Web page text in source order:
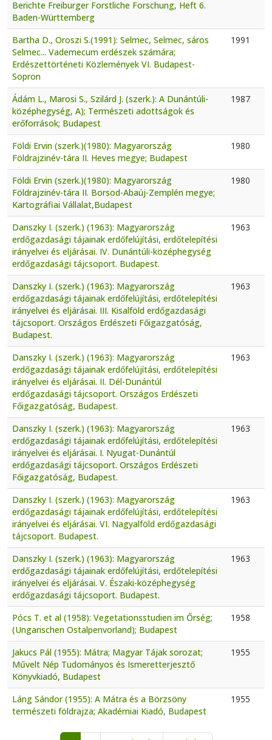
Berichte Freiburger Forstliche Forschung, Heft 6.
Baden-Württemberg
Bartha D., Oroszi S.(1991): Selmec, Selmec, sáros
Selmec... Vademecum erdészek számára;
Erdészettörténeti Közlemények VI. Budapest-
Sopron
1991
Ádám L., Marosi S., Szilárd J. (szerk.): A Dunántúli-
középhegység, A); Természeti adottságok és
erőforrások; Budapest
1987
Földi Ervin (szerk.)(1980): Magyarország
Földrajzinév-tára II. Heves megye; Budapest
1980
Földi Ervin (szerk.)(1980): Magyarország
Földrajzinév-tára II. Borsod-Abaúj-Zemplén megye;
Kartográfiai Vállalat,Budapest
1980
Danszky I. (szerk.) (1963): Magyarország
erdőgazdasági tájainak erdőfelújítási, erdőtelepítési
irányelvei és eljárásai. IV. Dunántúli-középhegység
erdőgazdasági tájcsoport. Budapest.
1963
Danszky I. (szerk.) (1963): Magyarország
erdőgazdasági tájainak erdőfelújítási, erdőtelepítési
irányelvei és eljárásai. III. Kisalföld erdőgazdasági
tájcsoport. Országos Erdészeti Főigazgatóság,
Budapest.
1963
Danszky I. (szerk.) (1963): Magyarország
erdőgazdasági tájainak erdőfelújítási, erdőtelepítési
irányelvei és eljárásai. II. Dél-Dunántúl
erdőgazdasági tájcsoport. Országos Erdészeti
Főigazgatóság, Budapest.
1963
Danszky I. (szerk.) (1963): Magyarország
erdőgazdasági tájainak erdőfelújítási, erdőtelepítési
irányelvei és eljárásai. I. Nyugat-Dunántúl
erdőgazdasági tájcsoport. Országos Erdészeti
Főigazgatóság, Budapest.
1963
Danszky I. (szerk.) (1963): Magyarország
erdőgazdasági tájainak erdőfelújítási, erdőtelepítési
irányelvei és eljárásai. VI. Nagyalföld erdőgazdasági
tájcsoport. Budapest.
1963
Danszky I. (szerk.) (1963): Magyarország
erdőgazdasági tájainak erdőfelújítási, erdőtelepítési
irányelvei és eljárásai. V. Északi-középhegység
erdőgazdasági tájcsoport. Budapest.
1963
Pócs T. et al (1958): Vegetationsstudien im Őrség;
(Ungarischen Ostalpenvorland); Budapest
1958
Jakucs Pál (1955): Mátra; Magyar Tájak sorozat;
Művelt Nép Tudományos és Ismeretterjesztő
Könyvkiadó, Budapest
1955
Láng Sándor (1955): A Mátra és a Börzsöny
természeti földrajza; Akadémiai Kiadó, Budapest
1955